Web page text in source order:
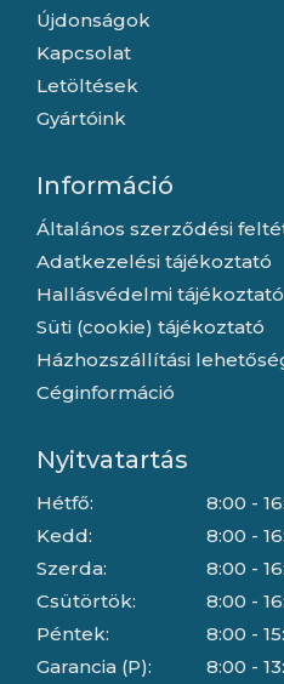
Újdonságok
Kapcsolat
Letöltések
Gyártóink
Információ
Általános szerződési
Adatkezelési tájékoztató
Hallásvédelmi tájékoztató
Süti (cookie) tájékoztató
Házhozszállítási
Céginformáció
Nyitvatartás
Hétfő:
Kedd:
Szerda:
Csütörtök:
Péntek:
Garancia (P):
8:00 -
8:00 -
8:00 -
8:00 -
8:00 -
8:00 -